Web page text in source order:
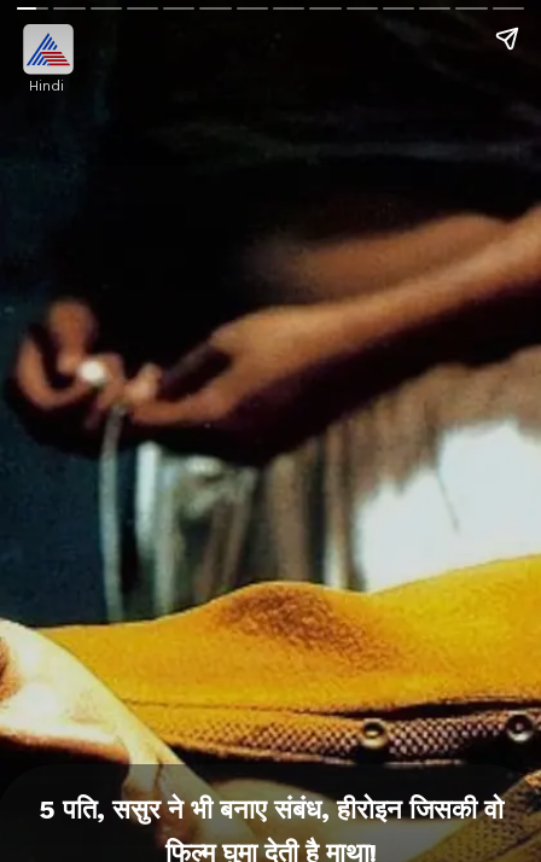
Hindi
5 पति, ससुर ने भी बनाए संबंध, हीरोइन जिसकी वो
फिल्म घुमा देती है माथा!